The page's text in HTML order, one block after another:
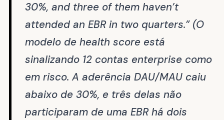
30%, and three of them haven’t
attended an EBR in two quarters.” (O
modelo de health score está
sinalizando 12 contas enterprise como
em risco. A aderência DAU/MAU caiu
abaixo de 30%, e três delas não
participaram de uma EBR há dois